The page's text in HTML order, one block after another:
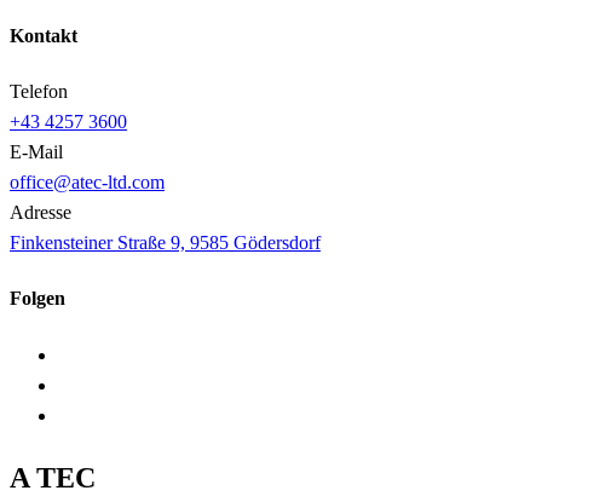
Kontakt
Telefon
+43 4257 3600
E-Mail
office@atec-ltd.com
Adresse
Finkensteiner Straße 9, 9585 Gödersdorf
Folgen
A TEC